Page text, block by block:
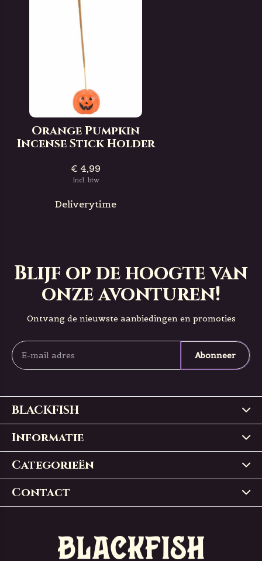
Orange Pumpkin
Incense Stick Holder
€ 4,99
Incl. btw
Deliverytime
Blijf op de hoogte van
onze avonturen!
Ontvang de nieuwste aanbiedingen en promoties
Abonneer
BLACKFISH
Informatie
Categorieën
Contact